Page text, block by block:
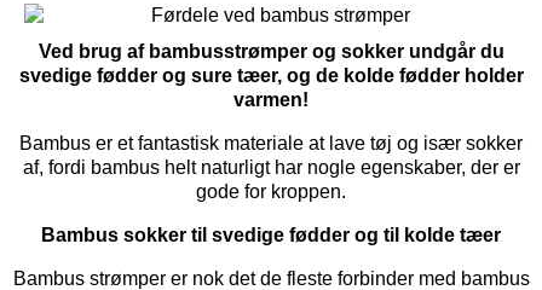
Ved brug af bambusstrømper og sokker undgår du
svedige fødder og sure tæer, og de kolde fødder holder
varmen!
Bambus er et fantastisk materiale at lave tøj og især sokker
af, fordi bambus helt naturligt har nogle egenskaber, der er
gode for kroppen.
Bambus sokker til svedige fødder og til kolde tæer
Bambus strømper er nok det de fleste forbinder med bambus